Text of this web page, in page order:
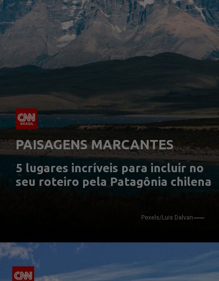
PAISAGENS MARCANTES
Pexels/Luis Dalvan
5 lugares incríveis para incluir no
seu roteiro pela Patagônia chilena